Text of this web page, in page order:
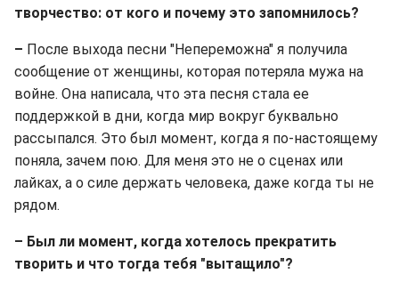
творчество: от кого и почему это запомнилось?
– После выхода песни "Непереможна" я получила
сообщение от женщины, которая потеряла мужа на
войне. Она написала, что эта песня стала ее
поддержкой в дни, когда мир вокруг буквально
рассыпался. Это был момент, когда я по-настоящему
поняла, зачем пою. Для меня это не о сценах или
лайках, а о силе держать человека, даже когда ты не
рядом.
– Был ли момент, когда хотелось прекратить
творить и что тогда тебя "вытащило"?